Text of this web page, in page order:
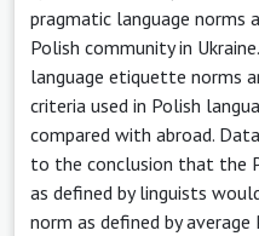
pragmatic language norms
Polish community in
language etiquette norms
criteria used in Polish
compared with abroad.
to the conclusion that the
as defined by linguists
norm as defined by average